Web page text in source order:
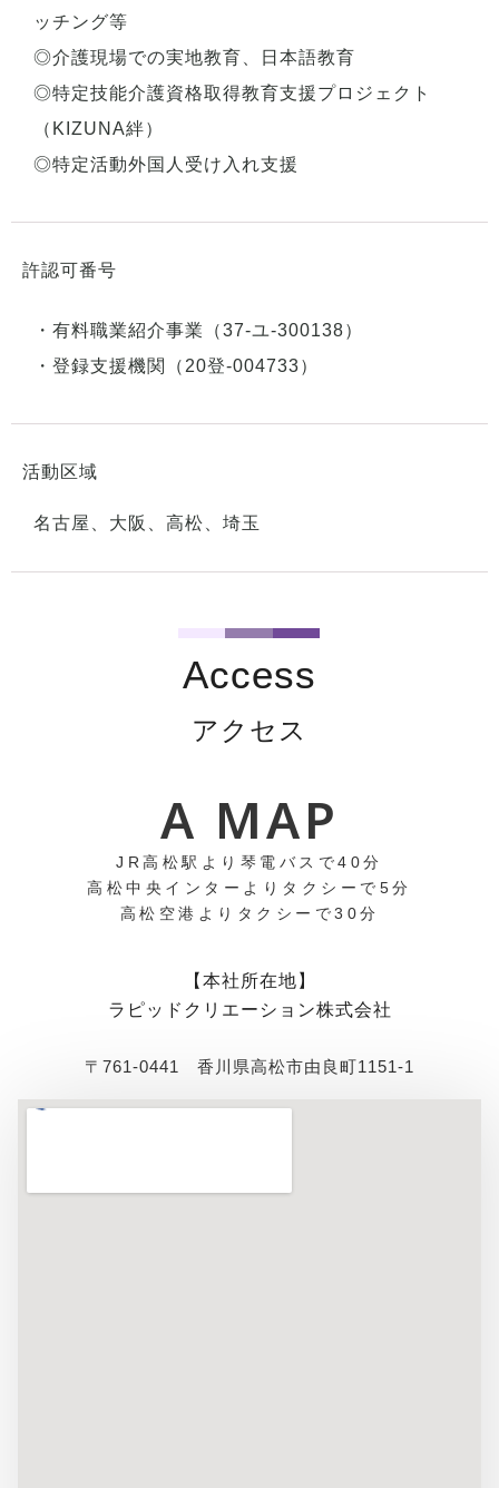
ッチング等
◎介護現場での実地教育、日本語教育
◎特定技能介護資格取得教育支援プロジェクト
（KIZUNA絆）
◎特定活動外国人受け入れ支援
許認可番号
・有料職業紹介事業（37-ユ-300138）
・登録支援機関（20登-004733）
活動区域
名古屋、大阪、高松、埼玉
Access
アクセス
A MAP
JR高松駅より琴電バスで40分
高松中央インターよりタクシーで5分
高松空港よりタクシーで30分
【本社所在地】
ラピッドクリエーション株式会社
〒761-0441 香川県高松市由良町1151-1